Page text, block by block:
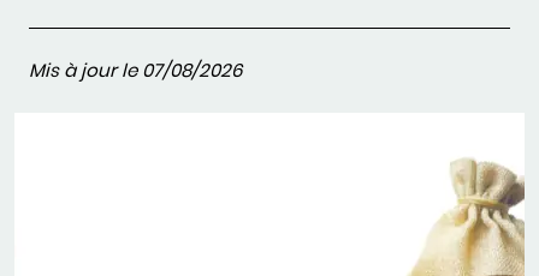
Mis à jour le 07/08/2026